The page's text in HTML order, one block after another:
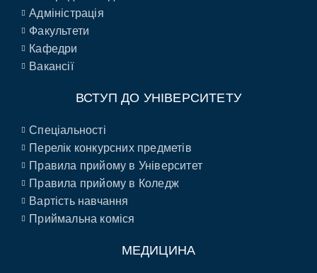
Адміністрація
Факультети
Кафедри
Вакансії
ВСТУП ДО УНІВЕРСИТЕТУ
Спеціальності
Перелік конкурсних предметів
Правила прийому в Університет
Правила прийому в Коледж
Вартість навчання
Приймальна коміся
МЕДИЦИНА